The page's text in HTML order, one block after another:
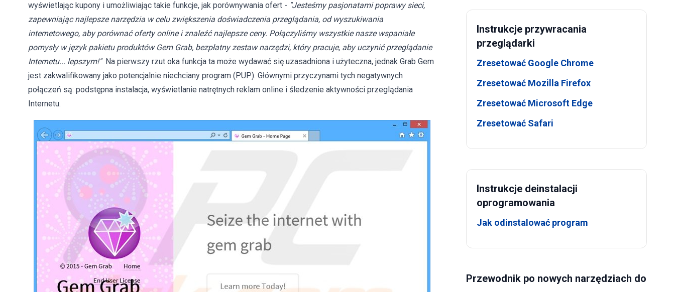
wyświetlając kupony i umożliwiając takie funkcje, jak porównywania ofert - "Jesteśmy pasjonatami poprawy sieci,
zapewniając najlepsze narzędzia w celu zwiększenia doświadczenia przeglądania, od wyszukiwania
internetowego, aby porównać oferty online i znaleźć najlepsze ceny. Połączyliśmy wszystkie nasze wspaniałe
pomysły w język pakietu produktów Gem Grab, bezpłatny zestaw narzędzi, który pracuje, aby uczynić przeglądanie
Internetu... lepszym!" Na pierwszy rzut oka funkcja ta może wydawać się uzasadniona i użyteczna, jednak Grab Gem
jest zakwalifikowany jako potencjalnie niechciany program (PUP). Głównymi przyczynami tych negatywnych
połączeń są: podstępna instalacja, wyświetlanie natrętnych reklam online i śledzenie aktywności przeglądania
Internetu.
Instrukcje przywracania
przeglądarki
Zresetować Google Chrome
Zresetować Mozilla Firefox
Zresetować Microsoft Edge
Zresetować Safari
Instrukcje deinstalacji
oprogramowania
Jak odinstalować program
Przewodnik po nowych narzędziach do